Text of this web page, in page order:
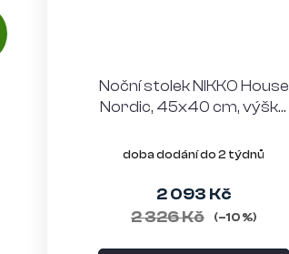
Noční stolek NIKKO House
Nordic, 45x40 cm, výška
přírodní
doba dodání do 2 týdnů
2 093 Kč
2 326 Kč
(–10 %)